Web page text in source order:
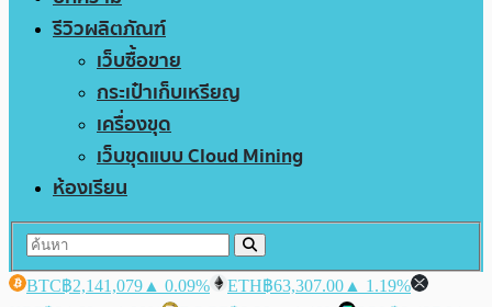
รีวิวผลิตภัณฑ์
เว็บซื้อขาย
กระเป๋าเก็บเหรียญ
เครื่องขุด
เว็บขุดแบบ Cloud Mining
ห้องเรียน
BTC฿2,141,079 ▲ 0.09% ETH฿63,307.00 ▲ 1.19%